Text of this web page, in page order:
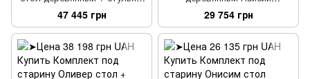
шт
47 445 грн
стол+стулья 4 шт
29 754 грн